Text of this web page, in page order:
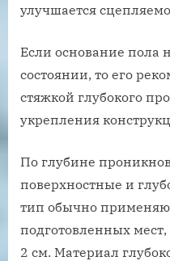
улучшается
Если основание пола
состоянии, то его
стяжкой глубокого
укрепления
По глубине
поверхностные и
тип обычно
подготовленных
2 см. Материал